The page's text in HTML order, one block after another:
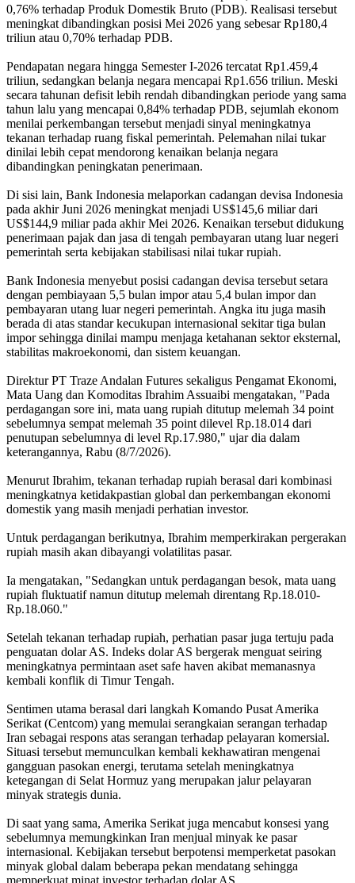
0,76% terhadap Produk Domestik Bruto (PDB). Realisasi tersebut
meningkat dibandingkan posisi Mei 2026 yang sebesar Rp180,4
triliun atau 0,70% terhadap PDB.
Pendapatan negara hingga Semester I-2026 tercatat Rp1.459,4
triliun, sedangkan belanja negara mencapai Rp1.656 triliun. Meski
secara tahunan defisit lebih rendah dibandingkan periode yang sama
tahun lalu yang mencapai 0,84% terhadap PDB, sejumlah ekonom
menilai perkembangan tersebut menjadi sinyal meningkatnya
tekanan terhadap ruang fiskal pemerintah. Pelemahan nilai tukar
dinilai lebih cepat mendorong kenaikan belanja negara
dibandingkan peningkatan penerimaan.
Di sisi lain, Bank Indonesia melaporkan cadangan devisa Indonesia
pada akhir Juni 2026 meningkat menjadi US$145,6 miliar dari
US$144,9 miliar pada akhir Mei 2026. Kenaikan tersebut didukung
penerimaan pajak dan jasa di tengah pembayaran utang luar negeri
pemerintah serta kebijakan stabilisasi nilai tukar rupiah.
Bank Indonesia menyebut posisi cadangan devisa tersebut setara
dengan pembiayaan 5,5 bulan impor atau 5,4 bulan impor dan
pembayaran utang luar negeri pemerintah. Angka itu juga masih
berada di atas standar kecukupan internasional sekitar tiga bulan
impor sehingga dinilai mampu menjaga ketahanan sektor eksternal,
stabilitas makroekonomi, dan sistem keuangan.
Direktur PT Traze Andalan Futures sekaligus Pengamat Ekonomi,
Mata Uang dan Komoditas Ibrahim Assuaibi mengatakan, "Pada
perdagangan sore ini, mata uang rupiah ditutup melemah 34 point
sebelumnya sempat melemah 35 point dilevel Rp.18.014 dari
penutupan sebelumnya di level Rp.17.980," ujar dia dalam
keterangannya, Rabu (8/7/2026).
Menurut Ibrahim, tekanan terhadap rupiah berasal dari kombinasi
meningkatnya ketidakpastian global dan perkembangan ekonomi
domestik yang masih menjadi perhatian investor.
Untuk perdagangan berikutnya, Ibrahim memperkirakan pergerakan
rupiah masih akan dibayangi volatilitas pasar.
Ia mengatakan, "Sedangkan untuk perdagangan besok, mata uang
rupiah fluktuatif namun ditutup melemah direntang Rp.18.010-
Rp.18.060."
Setelah tekanan terhadap rupiah, perhatian pasar juga tertuju pada
penguatan dolar AS. Indeks dolar AS bergerak menguat seiring
meningkatnya permintaan aset safe haven akibat memanasnya
kembali konflik di Timur Tengah.
Sentimen utama berasal dari langkah Komando Pusat Amerika
Serikat (Centcom) yang memulai serangkaian serangan terhadap
Iran sebagai respons atas serangan terhadap pelayaran komersial.
Situasi tersebut memunculkan kembali kekhawatiran mengenai
gangguan pasokan energi, terutama setelah meningkatnya
ketegangan di Selat Hormuz yang merupakan jalur pelayaran
minyak strategis dunia.
Di saat yang sama, Amerika Serikat juga mencabut konsesi yang
sebelumnya memungkinkan Iran menjual minyak ke pasar
internasional. Kebijakan tersebut berpotensi memperketat pasokan
minyak global dalam beberapa pekan mendatang sehingga
memperkuat minat investor terhadap dolar AS.